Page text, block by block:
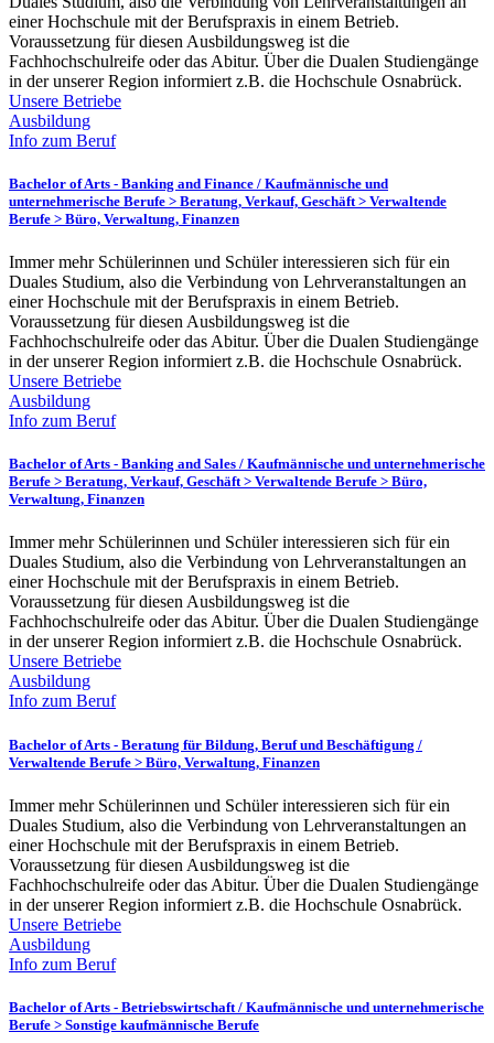
einer Hochschule mit der Berufspraxis in einem Betrieb.
Voraussetzung für diesen Ausbildungsweg ist die
Fachhochschulreife oder das Abitur. Über die Dualen Studiengänge
in der unserer Region informiert z.B. die Hochschule Osnabrück.
Unsere Betriebe
Ausbildung
Info zum Beruf
Bachelor of Arts - Banking and Finance / Kaufmännische und
unternehmerische Berufe > Beratung, Verkauf, Geschäft > Verwaltende
Berufe > Büro, Verwaltung, Finanzen
Immer mehr Schülerinnen und Schüler interessieren sich für ein
Duales Studium, also die Verbindung von Lehrveranstaltungen an
einer Hochschule mit der Berufspraxis in einem Betrieb.
Voraussetzung für diesen Ausbildungsweg ist die
Fachhochschulreife oder das Abitur. Über die Dualen Studiengänge
in der unserer Region informiert z.B. die Hochschule Osnabrück.
Unsere Betriebe
Ausbildung
Info zum Beruf
Bachelor of Arts - Banking and Sales / Kaufmännische und unternehmerische
Berufe > Beratung, Verkauf, Geschäft > Verwaltende Berufe > Büro,
Verwaltung, Finanzen
Immer mehr Schülerinnen und Schüler interessieren sich für ein
Duales Studium, also die Verbindung von Lehrveranstaltungen an
einer Hochschule mit der Berufspraxis in einem Betrieb.
Voraussetzung für diesen Ausbildungsweg ist die
Fachhochschulreife oder das Abitur. Über die Dualen Studiengänge
in der unserer Region informiert z.B. die Hochschule Osnabrück.
Unsere Betriebe
Ausbildung
Info zum Beruf
Bachelor of Arts - Beratung für Bildung, Beruf und Beschäftigung /
Verwaltende Berufe > Büro, Verwaltung, Finanzen
Immer mehr Schülerinnen und Schüler interessieren sich für ein
Duales Studium, also die Verbindung von Lehrveranstaltungen an
einer Hochschule mit der Berufspraxis in einem Betrieb.
Voraussetzung für diesen Ausbildungsweg ist die
Fachhochschulreife oder das Abitur. Über die Dualen Studiengänge
in der unserer Region informiert z.B. die Hochschule Osnabrück.
Unsere Betriebe
Ausbildung
Info zum Beruf
Bachelor of Arts - Betriebswirtschaft / Kaufmännische und unternehmerische
Berufe > Sonstige kaufmännische Berufe